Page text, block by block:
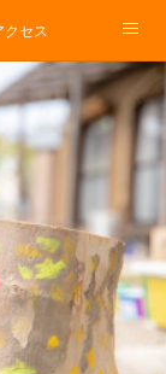
クト
クセス
アメブロ